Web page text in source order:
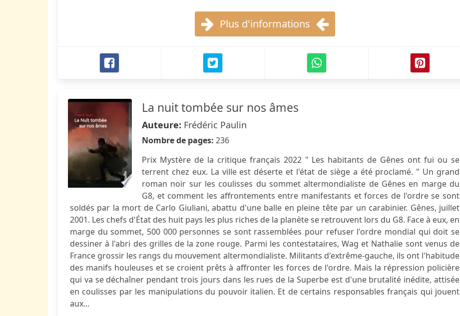
Plus d'informations
La nuit tombée sur nos âmes
Auteure: Frédéric Paulin
Nombre de pages: 236
Prix Mystère de la critique français 2022 " Les habitants de Gênes ont fui ou se
terrent chez eux. La ville est déserte et l'état de siège a été proclamé. " Un grand
roman noir sur les coulisses du sommet altermondialiste de Gênes en marge du
G8, et comment les affrontements entre manifestants et forces de l'ordre se sont
soldés par la mort de Carlo Giuliani, abattu d'une balle en pleine tête par un carabinier. Gênes, juillet
2001. Les chefs d'État des huit pays les plus riches de la planète se retrouvent lors du G8. Face à eux, en
marge du sommet, 500 000 personnes se sont rassemblées pour refuser l'ordre mondial qui doit se
dessiner à l'abri des grilles de la zone rouge. Parmi les contestataires, Wag et Nathalie sont venus de
France grossir les rangs du mouvement altermondialiste. Militants d'extrême-gauche, ils ont l'habitude
des manifs houleuses et se croient prêts à affronter les forces de l'ordre. Mais la répression policière
qui va se déchaîner pendant trois jours dans les rues de la Superbe est d'une brutalité inédite, attisée
en coulisses par les manipulations du pouvoir italien. Et de certains responsables français qui jouent
aux...